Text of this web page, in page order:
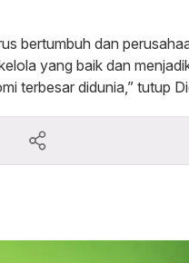
bertumbuh dan
yang baik dan
terbesar didunia,” tutup